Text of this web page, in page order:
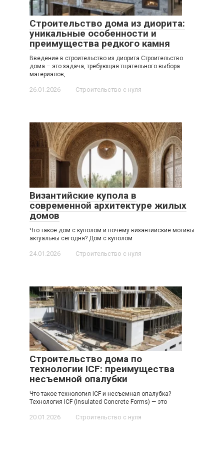
Строительство дома из диорита:
уникальные особенности и
преимущества редкого камня
Введение в строительство из диорита Строительство
дома – это задача, требующая тщательного выбора
материалов,
26.01.2026 Строительство с нуля
Византийские купола в
современной архитектуре жилых
домов
Что такое дом с куполом и почему византийские мотивы
актуальны сегодня? Дом с куполом
24.01.2026 Строительство с нуля
Строительство дома по
технологии ICF: преимущества
несъемной опалубки
Что такое технология ICF и несъемная опалубка?
Технология ICF (Insulated Concrete Forms) — это
20.01.2026 Строительство с нуля